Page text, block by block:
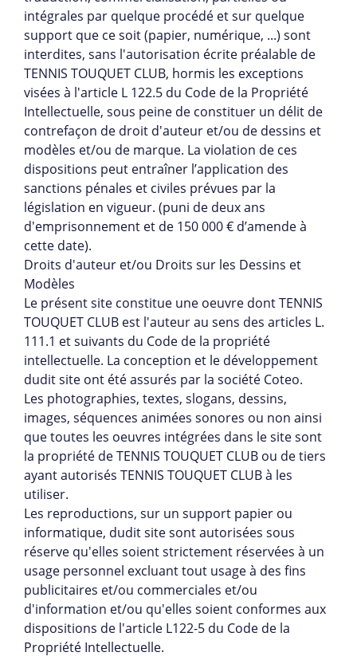
intégrales par quelque procédé et sur quelque
support que ce soit (papier, numérique, ...) sont
interdites, sans l'autorisation écrite préalable de
TENNIS TOUQUET CLUB, hormis les exceptions
visées à l'article L 122.5 du Code de la Propriété
Intellectuelle, sous peine de constituer un délit de
contrefaçon de droit d'auteur et/ou de dessins et
modèles et/ou de marque. La violation de ces
dispositions peut entraîner l’application des
sanctions pénales et civiles prévues par la
législation en vigueur. (puni de deux ans
d'emprisonnement et de 150 000 € d’amende à
cette date).
Droits d'auteur et/ou Droits sur les Dessins et
Modèles
Le présent site constitue une oeuvre dont TENNIS
TOUQUET CLUB est l'auteur au sens des articles L.
111.1 et suivants du Code de la propriété
intellectuelle. La conception et le développement
dudit site ont été assurés par la société Coteo.
Les photographies, textes, slogans, dessins,
images, séquences animées sonores ou non ainsi
que toutes les oeuvres intégrées dans le site sont
la propriété de TENNIS TOUQUET CLUB ou de tiers
ayant autorisés TENNIS TOUQUET CLUB à les
utiliser.
Les reproductions, sur un support papier ou
informatique, dudit site sont autorisées sous
réserve qu'elles soient strictement réservées à un
usage personnel excluant tout usage à des fins
publicitaires et/ou commerciales et/ou
d'information et/ou qu'elles soient conformes aux
dispositions de l'article L122-5 du Code de la
Propriété Intellectuelle.